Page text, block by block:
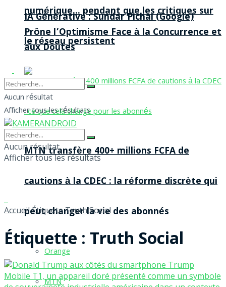
numérique… pendant que les critiques sur
le réseau persistent
MTN transfère 400+ millions FCFA de
cautions à la CDEC : la réforme discrète qui
peut changer la vie des abonnés
Orange
MTN
IA Générative : Sundar Pichai (Google)
Prône l’Optimisme Face à la Concurrence et
aux Doutes
Aucun résultat
Afficher tous les résultats
Aucun résultat
Afficher tous les résultats
Accueil ÉtiqueteTruth Social
Étiquette : Truth Social